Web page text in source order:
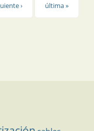
› última »